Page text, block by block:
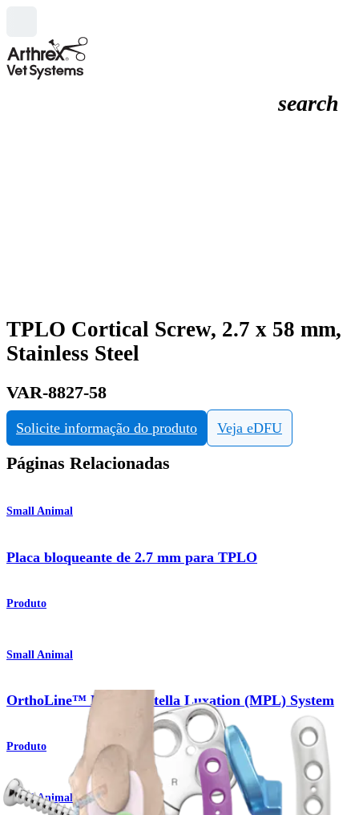
search
TPLO Cortical Screw, 2.7 x 58 mm,
Stainless Steel
VAR-8827-58
Solicite informação do produto Veja eDFU
Páginas Relacionadas
Small Animal
Placa bloqueante de 2.7 mm para TPLO
Produto
Small Animal
OrthoLine™ Medial Patella Luxation (MPL) System
Produto
Small Animal